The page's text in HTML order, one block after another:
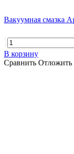
Вакуумная смазка
В корзину
Сравнить Отложить